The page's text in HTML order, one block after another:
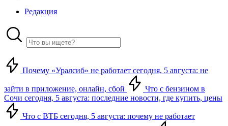
Редакция
Почему «Уралсиб» не работает сегодня, 5 августа: не
зайти в приложение, онлайн, сбой
Что с бензином в
Сочи сегодня, 5 августа: последние новости, где купить, цены
Что с ВТБ сегодня, 5 августа: почему не работает